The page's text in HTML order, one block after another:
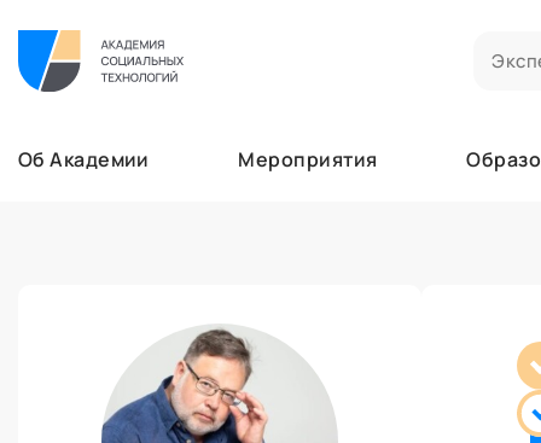
Об Академии Мероприятия
Найти эксперта
Об Академии
Бизнесу
Профессионалам
Сертификаты
Заказы услуг
Ваши заказы на услуги Экспертов Академии
Основное
Добавить фото, изменить контактные